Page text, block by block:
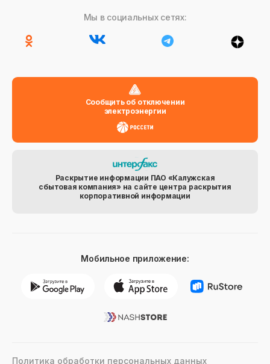
Мы в социальных сетях:
Сообщить об отключении
электроэнергии
Раскрытие информации ПАО «Калужская
сбытовая компания» на сайте центра раскрытия
корпоративной информации
Мобильное приложение:
Политика обработки персональных данных